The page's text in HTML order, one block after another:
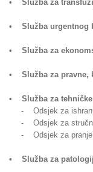
• Služba za
• Služba urgentnog
• Služba za
• Služba za pravne,
• Služba za
- Odsjek za
- Odsjek za
- Odsjek za pranje i
• Služba za